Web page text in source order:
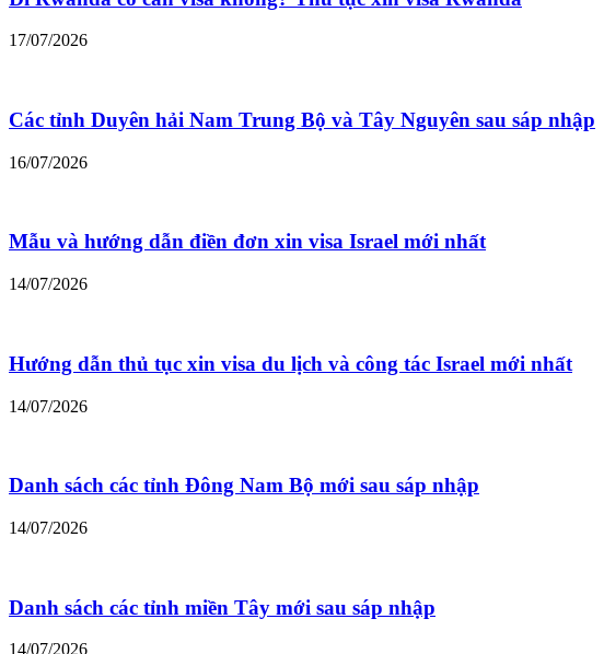
17/07/2026
Các tỉnh Duyên hải Nam Trung Bộ và Tây Nguyên sau sáp nhập
16/07/2026
Mẫu và hướng dẫn điền đơn xin visa Israel mới nhất
14/07/2026
Hướng dẫn thủ tục xin visa du lịch và công tác Israel mới nhất
14/07/2026
Danh sách các tỉnh Đông Nam Bộ mới sau sáp nhập
14/07/2026
Danh sách các tỉnh miền Tây mới sau sáp nhập
14/07/2026